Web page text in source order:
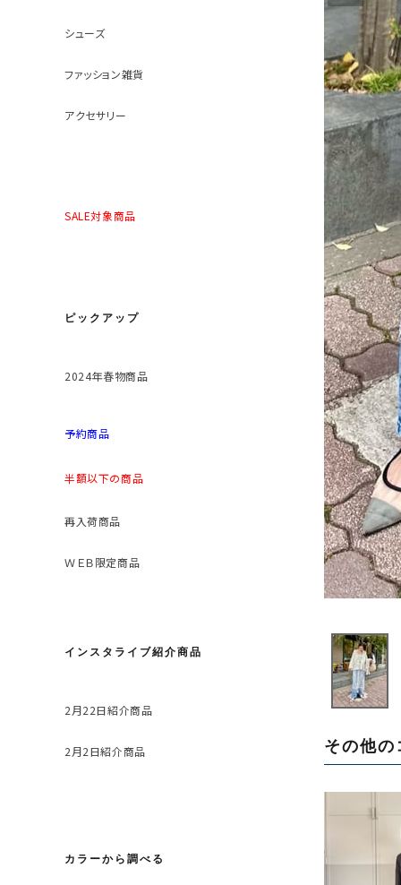
シューズ
ファッション雑貨
アクセサリー
SALE対象商品
ピックアップ
2024年春物商品
予約商品
半額以下の商品
再入荷商品
ＷＥＢ限定商品
インスタライブ紹介商品
2月22日紹介商品
2月2日紹介商品
カラーから調べる
その他の